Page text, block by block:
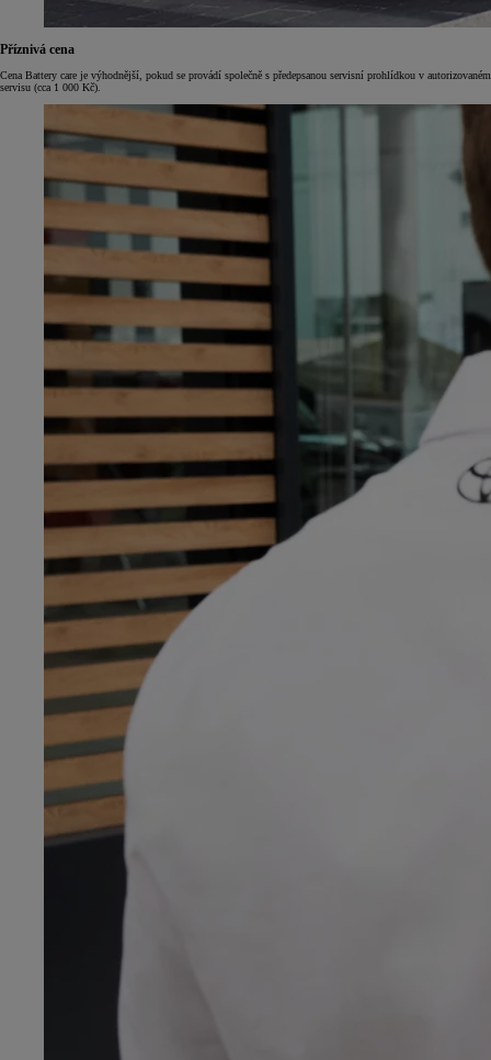
Příznivá cena
Cena Battery care je výhodnější, pokud se provádí společně s předepsanou servisní prohlídkou v autorizovaném
servisu (cca 1 000 Kč).